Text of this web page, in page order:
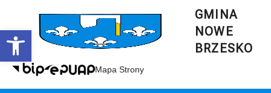
Open toolbar
GMINA
NOWE
BRZESKO
Mapa Strony